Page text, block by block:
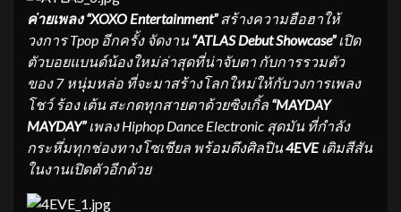
ค่ายเพลง “XOXO Entertainment”สร้างความฮือฮาให้
วงการTpop อีกครั้ง จัดงาน “ATLAS Debut Showcase”เปิด
ตัวบอยแบนด์น้องใหม่ล่าสุดที่น่าจับตา กับการรวมตัว
ของ7 หนุ่มหล่อ ที่จะมาสร้างโลกใหม่ให้กับวงการเพลง
โชว์ ร้อง เต้น สะกดทุกสายตาด้วยซิงเกิ้ล “MAYDAY
MAYDAY”เพลงHiphop Dance Electronic สุดมัน ที่กำลัง
กระหึ่มทุกช่องทางโซเชียล พร้อมดึงศิลปิน4EVE เติมสีสัน
ในงานเปิดตัวอีกด้วย